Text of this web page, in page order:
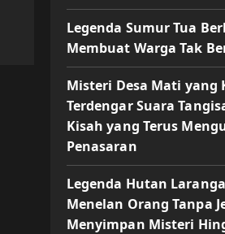
Legenda Sumur Tua
Membuat Warga Tak
Misteri Desa Mati yang
Terdengar Suara
Kisah yang Terus
Penasaran
Legenda Hutan
Menelan Orang Tanpa
Menyimpan Misteri